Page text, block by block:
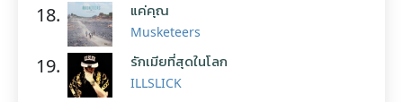
18. แค่คุณ
Musketeers
19. รักเมียที่สุดในโลก
ILLSLICK